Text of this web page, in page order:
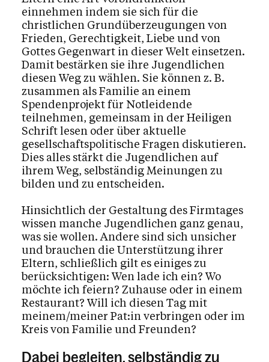
Aktuelles
Kalender
einnehmen indem sie sich für die
christlichen Grundüberzeugungen von
Frieden, Gerechtigkeit, Liebe und von
Gottes Gegenwart in dieser Welt einsetzen.
Damit bestärken sie ihre Jugendlichen
diesen Weg zu wählen. Sie können z. B.
zusammen als Familie an einem
Spendenprojekt für Notleidende
teilnehmen, gemeinsam in der Heiligen
Schrift lesen oder über aktuelle
gesellschaftspolitische Fragen diskutieren.
Dies alles stärkt die Jugendlichen auf
ihrem Weg, selbständig Meinungen zu
bilden und zu entscheiden.
Hinsichtlich der Gestaltung des Firmtages
wissen manche Jugendlichen ganz genau,
was sie wollen. Andere sind sich unsicher
und brauchen die Unterstützung ihrer
Eltern, schließlich gilt es einiges zu
berücksichtigen: Wen lade ich ein? Wo
möchte ich feiern? Zuhause oder in einem
Restaurant? Will ich diesen Tag mit
meinem/meiner Pat:in verbringen oder im
Kreis von Familie und Freunden?
Dabei begleiten, selbständig zu